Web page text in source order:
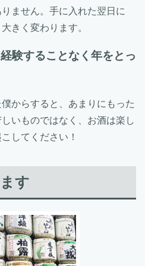
ません。手に入れた翌日に
きく変わります。
験することなく年をとっ
からすると、あまりにもった
いものではなく、お酒は楽し
してください！
す